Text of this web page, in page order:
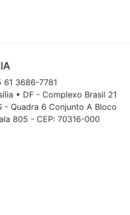
61 3686-7781
• DF - Complexo Brasil 21
- Quadra 6 Conjunto A Bloco
805 - CEP: 70316-000